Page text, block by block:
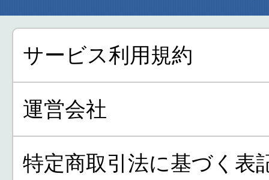
サービス利用規約
運営会社
特定商取引法に基づく表